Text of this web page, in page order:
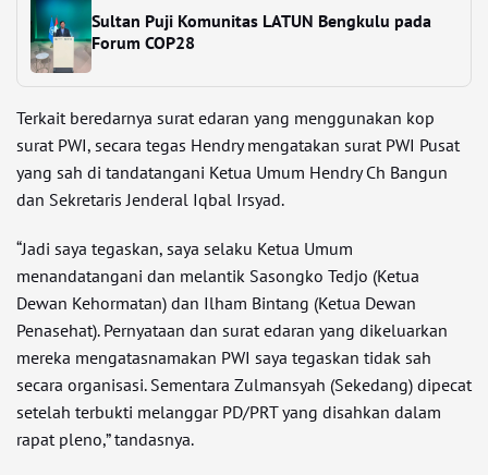
Sultan Puji Komunitas LATUN Bengkulu pada
Forum COP28
Terkait beredarnya surat edaran yang menggunakan kop
surat PWI, secara tegas Hendry mengatakan surat PWI Pusat
yang sah di tandatangani Ketua Umum Hendry Ch Bangun
dan Sekretaris Jenderal Iqbal Irsyad.
“Jadi saya tegaskan, saya selaku Ketua Umum
menandatangani dan melantik Sasongko Tedjo (Ketua
Dewan Kehormatan) dan Ilham Bintang (Ketua Dewan
Penasehat). Pernyataan dan surat edaran yang dikeluarkan
mereka mengatasnamakan PWI saya tegaskan tidak sah
secara organisasi. Sementara Zulmansyah (Sekedang) dipecat
setelah terbukti melanggar PD/PRT yang disahkan dalam
rapat pleno,” tandasnya.